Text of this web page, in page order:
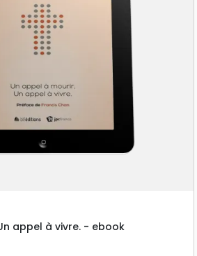
appel à vivre. - ebook